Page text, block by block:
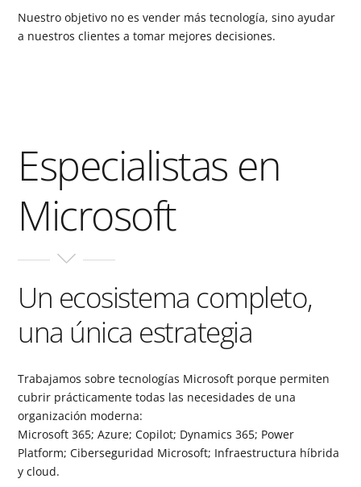
Nuestro objetivo no es vender más tecnología, sino ayudar
a nuestros clientes a tomar mejores decisiones.
Especialistas en
Microsoft
Un ecosistema completo,
una única estrategia
Trabajamos sobre tecnologías Microsoft porque permiten
cubrir prácticamente todas las necesidades de una
organización moderna:
Microsoft 365; Azure; Copilot; Dynamics 365; Power
Platform; Ciberseguridad Microsoft; Infraestructura híbrida
y cloud.